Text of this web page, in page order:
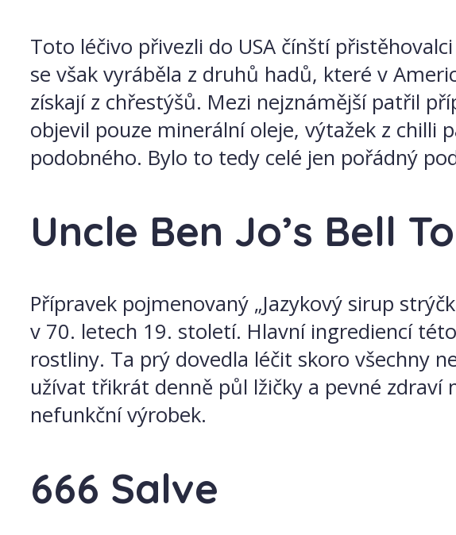
Toto léčivo přivezli do USA čínští
se však vyráběla z druhů hadů, které v
získají z chřestýšů. Mezi nejznámější patřil
objevil pouze minerální oleje, výtažek z chilli
podobného. Bylo to tedy celé jen pořádný
Uncle Ben Jo’s Bell
Přípravek pojmenovaný „Jazykový sirup
v 70. letech 19. století. Hlavní ingrediencí
rostliny. Ta prý dovedla léčit skoro všechny
užívat třikrát denně půl lžičky a pevné zdraví
nefunkční výrobek.
666 Salve